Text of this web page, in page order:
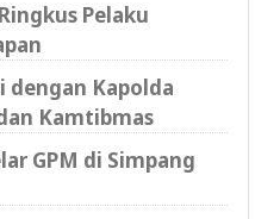
Pelaku
dengan Kapolda
Kamtibmas
GPM di Simpang